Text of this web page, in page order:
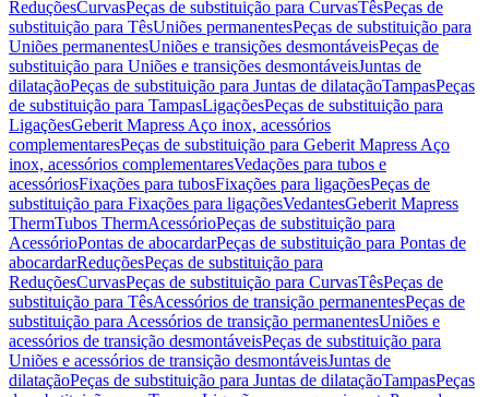
ReduçõesCurvasPeças de substituição para CurvasTêsPeças de
substituição para TêsUniões permanentesPeças de substituição para
Uniões permanentesUniões e transições desmontáveisPeças de
substituição para Uniões e transições desmontáveisJuntas de
dilataçãoPeças de substituição para Juntas de dilataçãoTampasPeças
de substituição para TampasLigaçõesPeças de substituição para
LigaçõesGeberit Mapress Aço inox, acessórios
complementaresPeças de substituição para Geberit Mapress Aço
inox, acessórios complementaresVedações para tubos e
acessóriosFixações para tubosFixações para ligaçõesPeças de
substituição para Fixações para ligaçõesVedantesGeberit Mapress
ThermTubos ThermAcessórioPeças de substituição para
AcessórioPontas de abocardarPeças de substituição para Pontas de
abocardarReduçõesPeças de substituição para
ReduçõesCurvasPeças de substituição para CurvasTêsPeças de
substituição para TêsAcessórios de transição permanentesPeças de
substituição para Acessórios de transição permanentesUniões e
acessórios de transição desmontáveisPeças de substituição para
Uniões e acessórios de transição desmontáveisJuntas de
dilataçãoPeças de substituição para Juntas de dilataçãoTampasPeças